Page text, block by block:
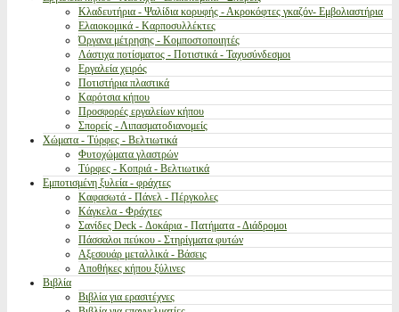
Κλαδευτήρια - Ψαλίδια κορυφής - Ακροκόφτες γκαζόν- Εμβολιαστήρια
Ελαιοκομικά - Καρποσυλλέκτες
Όργανα μέτρησης - Κομποστοποιητές
Λάστιχα ποτίσματος - Ποτιστικά - Ταχυσύνδεσμοι
Εργαλεία χειρός
Ποτιστήρια πλαστικά
Καρότσια κήπου
Προσφορές εργαλείων κήπου
Σπορείς - Λιπασματοδιανομείς
Χώματα - Τύρφες - Βελτιωτικά
Φυτοχώματα γλαστρών
Τύρφες - Κοπριά - Βελτιωτικά
Εμποτισμένη ξυλεία - φράχτες
Καφασωτά - Πάνελ - Πέργκολες
Κάγκελα - Φράχτες
Σανίδες Deck - Δοκάρια - Πατήματα - Διάδρομοι
Πάσσαλοι πεύκου - Στηρίγματα φυτών
Αξεσουάρ μεταλλικά - Βάσεις
Αποθήκες κήπου ξύλινες
Βιβλία
Βιβλία για ερασιτέχνες